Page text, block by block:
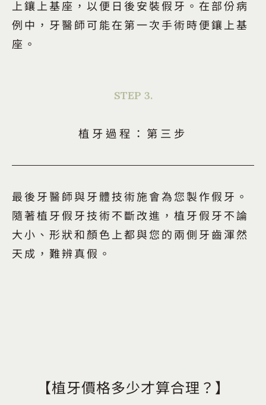
上鑲上基座，以便日後安裝假牙。在部份病
例中，牙醫師可能在第一次手術時便鑲上基
座。
STEP 3.
植牙過程：第三步
最後牙醫師與牙體技術施會為您製作假牙。
隨著植牙假牙技術不斷改進，植牙假牙不論
大小、形狀和顏色上都與您的兩側牙齒渾然
天成，難辨真假。
【植牙價格多少才算合理？ 】